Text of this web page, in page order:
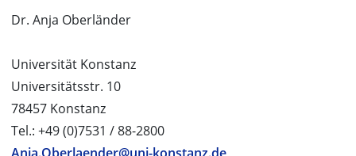
Dr. Anja Oberländer
Universität Konstanz
Universitätsstr. 10
78457 Konstanz
Tel.: +49 (0)7531 / 88-2800